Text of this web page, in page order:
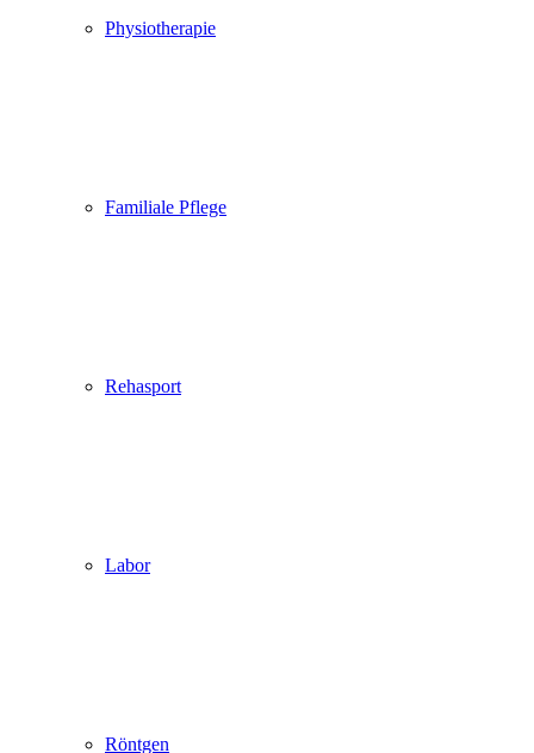
Physiotherapie
Familiale Pflege
Rehasport
Labor
Röntgen